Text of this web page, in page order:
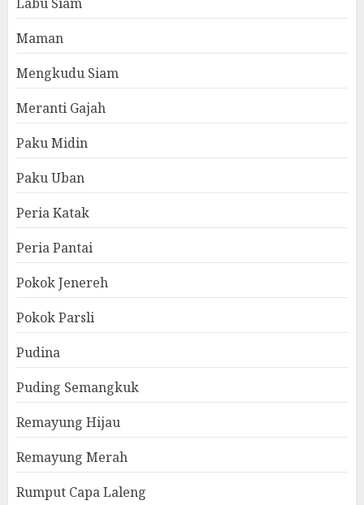
Maman
Mengkudu Siam
Meranti Gajah
Paku Midin
Paku Uban
Peria Katak
Peria Pantai
Pokok Jenereh
Pokok Parsli
Pudina
Puding Semangkuk
Remayung Hijau
Remayung Merah
Rumput Capa Laleng